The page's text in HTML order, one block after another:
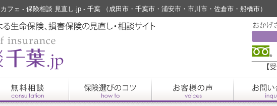
フェ - 保険相談 見直し.jp - 千葉 （成田市・千葉市・浦安市・市川市・佐倉市・船橋市）